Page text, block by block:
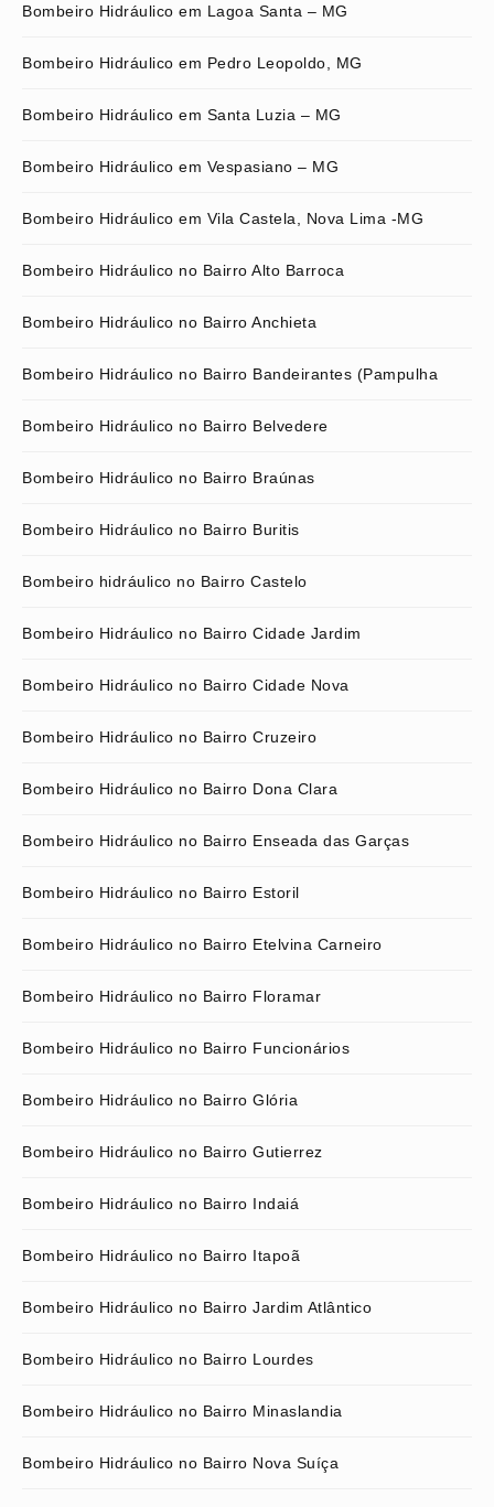
Bombeiro Hidráulico em Lagoa Santa – MG
Bombeiro Hidráulico em Pedro Leopoldo, MG
Bombeiro Hidráulico em Santa Luzia – MG
Bombeiro Hidráulico em Vespasiano – MG
Bombeiro Hidráulico em Vila Castela, Nova Lima -MG
Bombeiro Hidráulico no Bairro Alto Barroca
Bombeiro Hidráulico no Bairro Anchieta
Bombeiro Hidráulico no Bairro Bandeirantes (Pampulha
Bombeiro Hidráulico no Bairro Belvedere
Bombeiro Hidráulico no Bairro Braúnas
Bombeiro Hidráulico no Bairro Buritis
Bombeiro hidráulico no Bairro Castelo
Bombeiro Hidráulico no Bairro Cidade Jardim
Bombeiro Hidráulico no Bairro Cidade Nova
Bombeiro Hidráulico no Bairro Cruzeiro
Bombeiro Hidráulico no Bairro Dona Clara
Bombeiro Hidráulico no Bairro Enseada das Garças
Bombeiro Hidráulico no Bairro Estoril
Bombeiro Hidráulico no Bairro Etelvina Carneiro
Bombeiro Hidráulico no Bairro Floramar
Bombeiro Hidráulico no Bairro Funcionários
Bombeiro Hidráulico no Bairro Glória
Bombeiro Hidráulico no Bairro Gutierrez
Bombeiro Hidráulico no Bairro Indaiá
Bombeiro Hidráulico no Bairro Itapoã
Bombeiro Hidráulico no Bairro Jardim Atlântico
Bombeiro Hidráulico no Bairro Lourdes
Bombeiro Hidráulico no Bairro Minaslandia
Bombeiro Hidráulico no Bairro Nova Suíça